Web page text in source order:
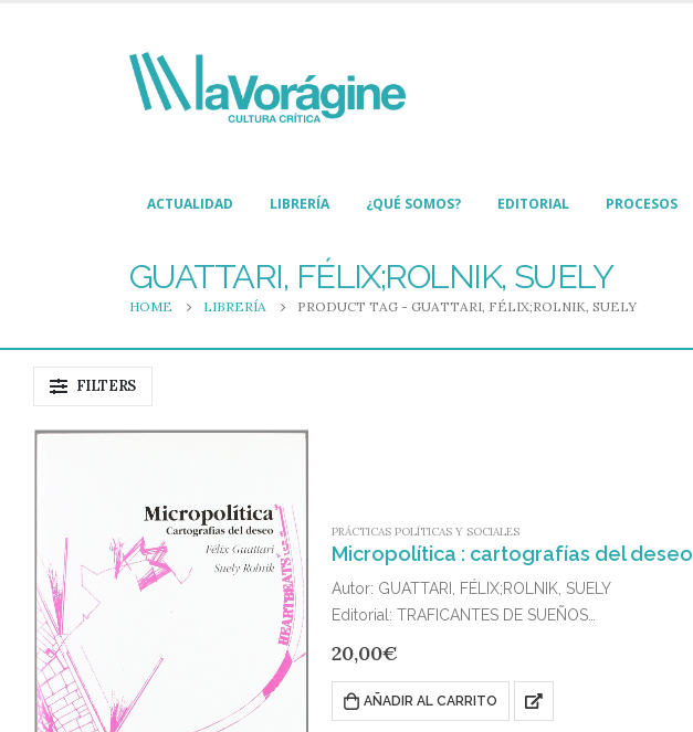
ACTUALIDAD LIBRERÍA ¿QUÉ SOMOS? EDITORIAL PROCESOS
GUATTARI, FÉLIX;ROLNIK, SUELY
HOME LIBRERÍA PRODUCT TAG - GUATTARI, FÉLIX;ROLNIK, SUELY
FILTERS
PRÁCTICAS POLÍTICAS Y SOCIALES
Micropolítica : cartografías del deseo
Autor: GUATTARI, FÉLIX;ROLNIK, SUELY
Editorial: TRAFICANTES DE SUEÑOS
ISBN: 978-84-96453-05-0
20,00€
AÑADIR AL CARRITO